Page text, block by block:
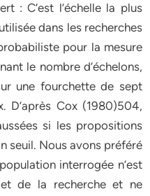
: C’est l’échelle la plus
dans les recherches
pour la mesure
le nombre d’échelons,
une fourchette de sept
D’après Cox (1980)504,
si les propositions
seuil. Nous avons préféré
interrogée n’est
de la recherche et ne